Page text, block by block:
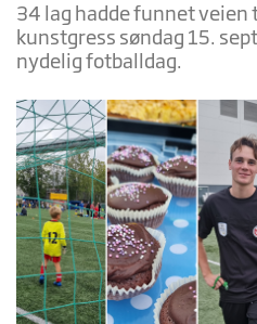
34 lag hadde funnet veien
kunstgress søndag 15.
nydelig fotballdag.